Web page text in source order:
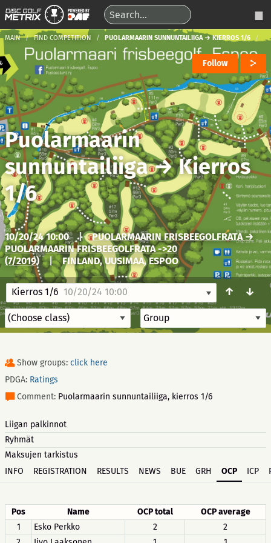
MAIN FIND COMPETITION PUOLARMAARIN SUNNUNTAILIIGA → KIERROS 1/6
Follow
Puolarmaarin
sunnuntailiiga→Kierros
1/6
10/20/24 10:00 |
PUOLARMAARIN FRISBEEGOLFRATA →
PUOLARMAARIN FRISBEEGOLFRATA ->20
(7/2019)
| FINLAND, UUSIMAA, ESPOO
Kierros 1/6 10/20/24 10:00 ↑ ↓
Show groups: click here
PDGA: Ratings
Comment: Puolarmaarin sunnuntailiiga, kierros 1/6
Liigan palkinnot
Ryhmät
Maksujen tarkistus
INFO
REGISTRATION RESULTS NEWS BUE GRH OCP ICP
Pos Name OCP total
OCP average
1
Esko Perkko 2
2